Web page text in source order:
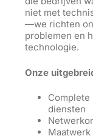
niet met
—we richten
problemen en
technologie.
Onze
diensten